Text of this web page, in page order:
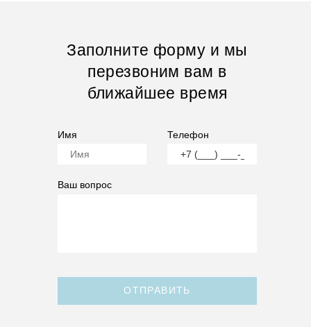
Заполните форму и мы
перезвоним вам в
ближайшее время
Имя Телефон
Ваш вопрос
ОТПРАВИТЬ